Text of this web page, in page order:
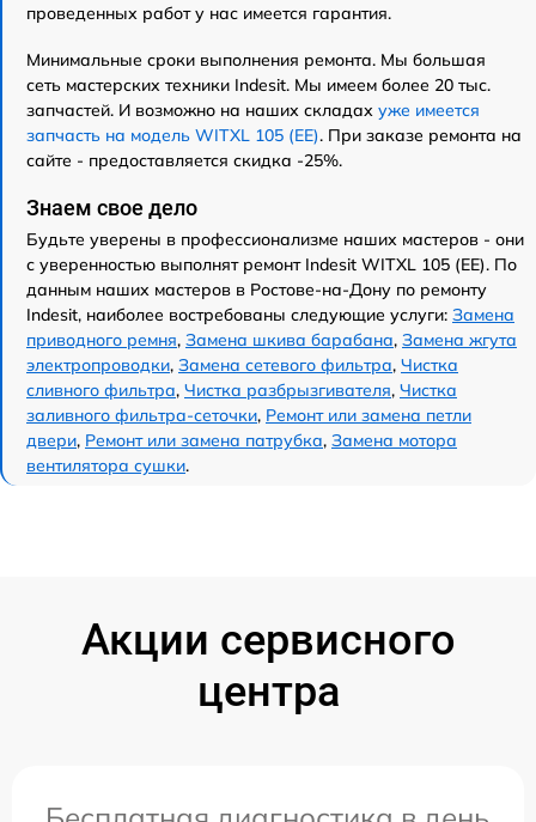
проведенных работ у нас имеется гарантия.
Минимальные сроки выполнения ремонта. Мы большая
сеть мастерских техники Indesit. Мы имеем более 20 тыс.
запчастей. И возможно на наших складах уже имеется
запчасть на модель WITXL 105 (EE). При заказе ремонта на
сайте - предоставляется скидка -25%.
Знаем свое дело
Будьте уверены в профессионализме наших мастеров - они
с уверенностью выполнят ремонт Indesit WITXL 105 (EE). По
данным наших мастеров в Ростове-на-Дону по ремонту
Indesit, наиболее востребованы следующие услуги: Замена
приводного ремня, Замена шкива барабана, Замена жгута
электропроводки, Замена сетевого фильтра, Чистка
сливного фильтра, Чистка разбрызгивателя, Чистка
заливного фильтра-сеточки, Ремонт или замена петли
двери, Ремонт или замена патрубка, Замена мотора
вентилятора сушки.
Акции сервисного
центра